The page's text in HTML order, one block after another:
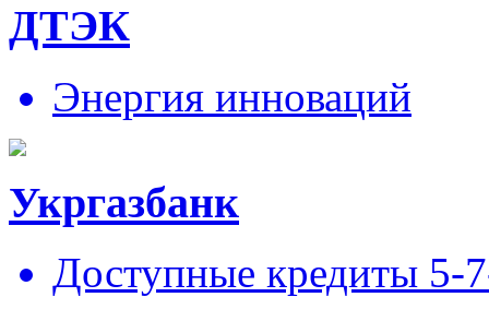
ДТЭК
Энергия инноваций
Укргазбанк
Доступные кредиты 5-